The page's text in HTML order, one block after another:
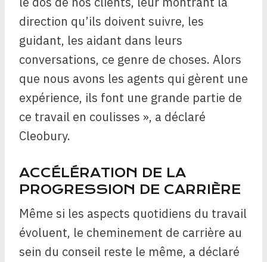
direction qu’ils doivent suivre, les
guidant, les aidant dans leurs
conversations, ce genre de choses. Alors
que nous avons les agents qui gèrent une
expérience, ils font une grande partie de
ce travail en coulisses », a déclaré
Cleobury.
ACCÉLÉRATION DE LA
PROGRESSION DE CARRIÈRE
Même si les aspects quotidiens du travail
évoluent, le cheminement de carrière au
sein du conseil reste le même, a déclaré